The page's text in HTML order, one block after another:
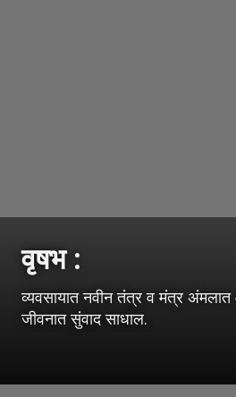
वृषभ :
व्यवसायात नवीन तंत्र व मंत्र
जीवनात सुंवाद साधाल.